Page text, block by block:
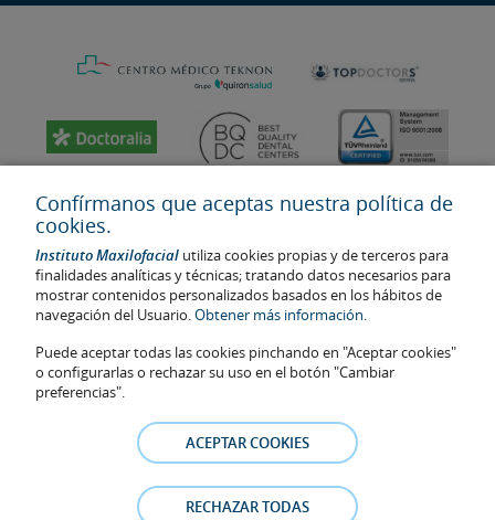
Última actualización: 2023
No. de autorización de centro sanitario: E08646940
La información presente en la web no reemplaza sino complementa
la relación médico-paciente. En caso de duda, consulte con el
médico de referencia. Las fotos y los testimonios de los pacientes
identificables que aparecen en la web están publicadas con su
consentimiento y se retirarán en cualquier momento a petición de
Confírmanos que aceptas nuestra política de
cookies.
Instituto Maxilofacial utiliza cookies propias y de terceros para
finalidades analíticas y técnicas; tratando datos necesarios para
mostrar contenidos personalizados basados en los hábitos de
navegación del Usuario.Obtener más información.
Puede aceptar todas las cookies pinchando en "Aceptar cookies"
o configurarlas o rechazar su uso en el botón "Cambiar
preferencias".
ACEPTAR COOKIES
RECHAZAR TODAS